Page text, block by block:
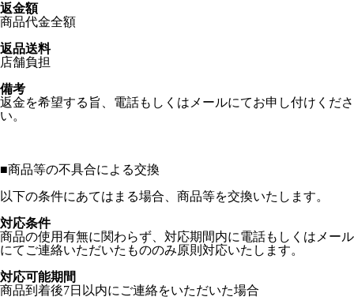
返金額
商品代金全額
返品送料
店舗負担
備考
返金を希望する旨、電話もしくはメールにてお申し付けくださ
い。
■商品等の不具合による交換
以下の条件にあてはまる場合、商品等を交換いたします。
対応条件
商品の使用有無に関わらず、対応期間内に電話もしくはメール
にてご連絡いただいたもののみ原則対応いたします。
対応可能期間
商品到着後7日以内にご連絡をいただいた場合